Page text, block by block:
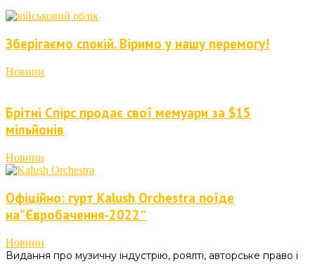
Зберігаємо спокій. Віримо у нашу перемогу!
Новини
Брітні Спірс продає свої мемуари за $15
мільйонів
Новини
Офіційно: гурт Kalush Orchestra поїде
на”Євробачення-2022″
Новини
Видання про музичну індустрію, роялті, авторське право і